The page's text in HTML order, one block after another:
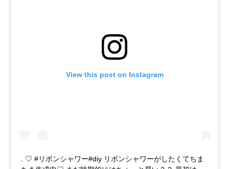
View this post on Instagram
. ♡ #リボンシャワー#diy リボンシャワーがしたくてちま